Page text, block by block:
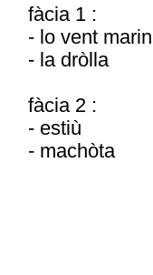
fàcia 1 :
- lo vent marin
- la dròlla
fàcia 2 :
- estiù
- machòta